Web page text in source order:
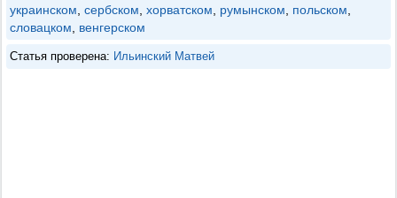
украинском сербском хорватском румынском польском
словацком
венгерском
Статья проверена: Ильинский Матвей